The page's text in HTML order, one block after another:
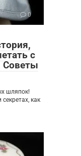
0
с
Советы
шляпок!
как